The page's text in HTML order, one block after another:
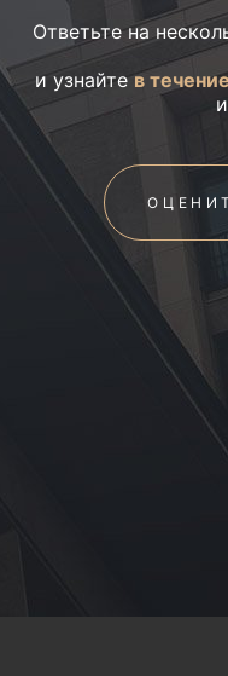
Ответьте на
и узнайтев